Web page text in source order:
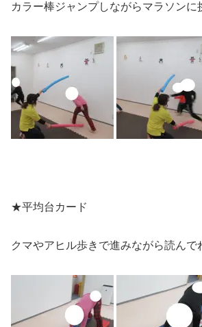
カラー棒ジャンプしながらマラソンに
★平均台カード
クマやアヒル歩きで進みながら読んで